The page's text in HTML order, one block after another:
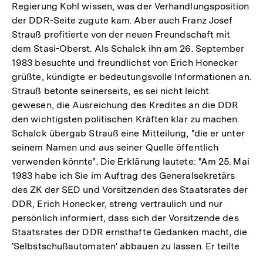
Regierung Kohl wissen, was der Verhandlungsposition
der DDR-Seite zugute kam. Aber auch Franz Josef
Strauß profitierte von der neuen Freundschaft mit
dem Stasi-Oberst. Als Schalck ihn am 26. September
1983 besuchte und freundlichst von Erich Honecker
grüßte, kündigte er bedeutungsvolle Informationen an.
Strauß betonte seinerseits, es sei nicht leicht
gewesen, die Ausreichung des Kredites an die DDR
den wichtigsten politischen Kräften klar zu machen.
Schalck übergab Strauß eine Mitteilung, "die er unter
seinem Namen und aus seiner Quelle öffentlich
verwenden könnte". Die Erklärung lautete: "Am 25. Mai
1983 habe ich Sie im Auftrag des Generalsekretärs
des ZK der SED und Vorsitzenden des Staatsrates der
DDR, Erich Honecker, streng vertraulich und nur
persönlich informiert, dass sich der Vorsitzende des
Staatsrates der DDR ernsthafte Gedanken macht, die
'Selbstschußautomaten' abbauen zu lassen. Er teilte